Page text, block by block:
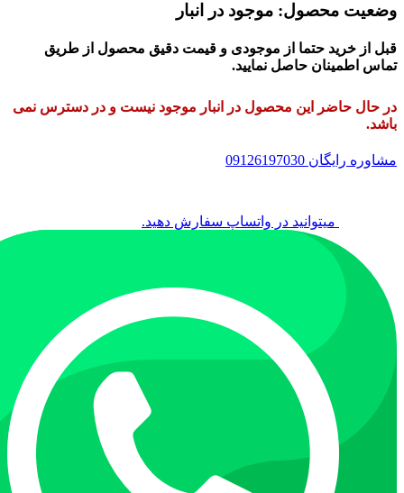
وضعیت محصول: موجود در انبار
قبل از خرید حتما از موجودی و قیمت دقیق محصول از طریق
تماس اطمینان حاصل نمایید.
در حال حاضر این محصول در انبار موجود نیست و در دسترس نمی
باشد.
مشاوره رایگان 09126197030
میتوانید در واتساپ سفارش دهید.